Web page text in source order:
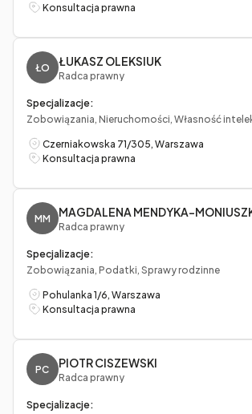
Konsultacja prawna
ŁO ŁUKASZ OLEKSIUK
Radca prawny
Specjalizacje:
Zobowiązania, Nieruchomości, Własność
Czerniakowska 71/305, Warszawa
Konsultacja prawna
MM MAGDALENA MENDYKA-
Radca prawny
Specjalizacje:
Zobowiązania, Podatki, Sprawy rodzinne
Pohulanka 1/6, Warszawa
Konsultacja prawna
PC PIOTR CISZEWSKI
Radca prawny
Specjalizacje: